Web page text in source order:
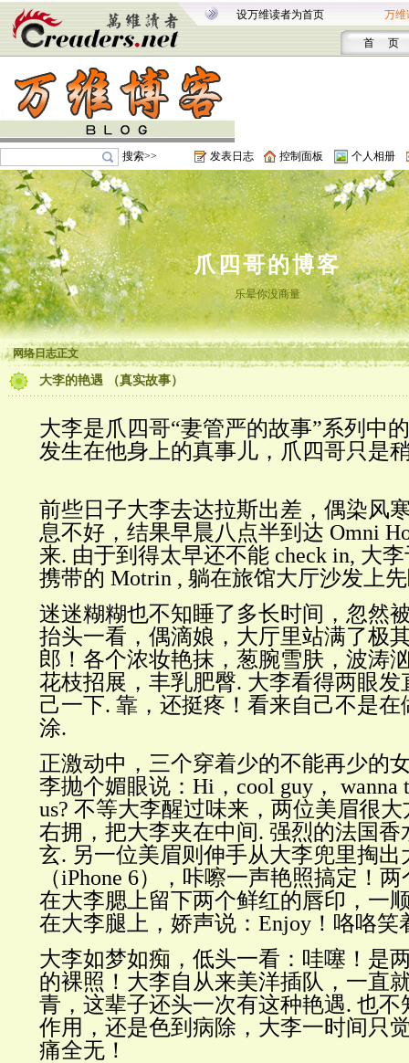
设万维读者为首页 万维
首 页
搜索>> 发表日志 控制面板 个人相册
爪四哥的博客
乐晕你没商量
网络日志正文
大李的艳遇 （真实故事）
大李是爪四哥“妻管严的故事”系列中
发生在他身上的真事儿，爪四哥只是
前些日子大李去达拉斯出差，偶染风
息不好，结果早晨八点半到达 Omni
来. 由于到得太早还不能 check in, 大
携带的 Motrin , 躺在旅馆大厅沙发上
迷迷糊糊也不知睡了多长时间，忽然
抬头一看，偶滴娘，大厅里站满了极
郎！各个浓妆艳抹，葱腕雪肤，波涛
花枝招展，丰乳肥臀. 大李看得两眼
己一下. 靠，还挺疼！看来自己不是
涂.
正激动中，三个穿着少的不能再少的
李抛个媚眼说：Hi，cool guy， wanna
us? 不等大李醒过味来，两位美眉很
右拥，把大李夹在中间. 强烈的法国香
玄. 另一位美眉则伸手从大李兜里掏出
（iPhone 6），咔嚓一声艳照搞定！
在大李腮上留下两个鲜红的唇印，一
在大李腿上，娇声说：Enjoy！咯咯
大李如梦如痴，低头一看：哇噻！是
的裸照！大李自从来美洋插队，一直
青，这辈子还头一次有这种艳遇. 也不
作用，还是色到病除，大李一时间只
痛全无！